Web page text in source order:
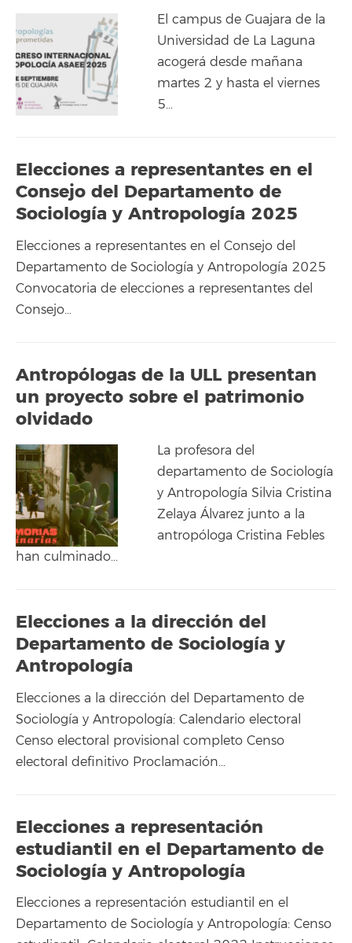
El campus de Guajara de la
Universidad de La Laguna
acogerá desde mañana
martes 2 y hasta el viernes
5…
Elecciones a representantes en el
Consejo del Departamento de
Sociología y Antropología 2025
Elecciones a representantes en el Consejo del
Departamento de Sociología y Antropología 2025
Convocatoria de elecciones a representantes del
Consejo…
Antropólogas de la ULL presentan
un proyecto sobre el patrimonio
olvidado
La profesora del
departamento de Sociología
y Antropología Silvia Cristina
Zelaya Álvarez junto a la
antropóloga Cristina Febles
han culminado…
Elecciones a la dirección del
Departamento de Sociología y
Antropología
Elecciones a la dirección del Departamento de
Sociología y Antropología: Calendario electoral
Censo electoral provisional completo Censo
electoral definitivo Proclamación…
Elecciones a representación
estudiantil en el Departamento de
Sociología y Antropología
Elecciones a representación estudiantil en el
Departamento de Sociología y Antropología: Censo